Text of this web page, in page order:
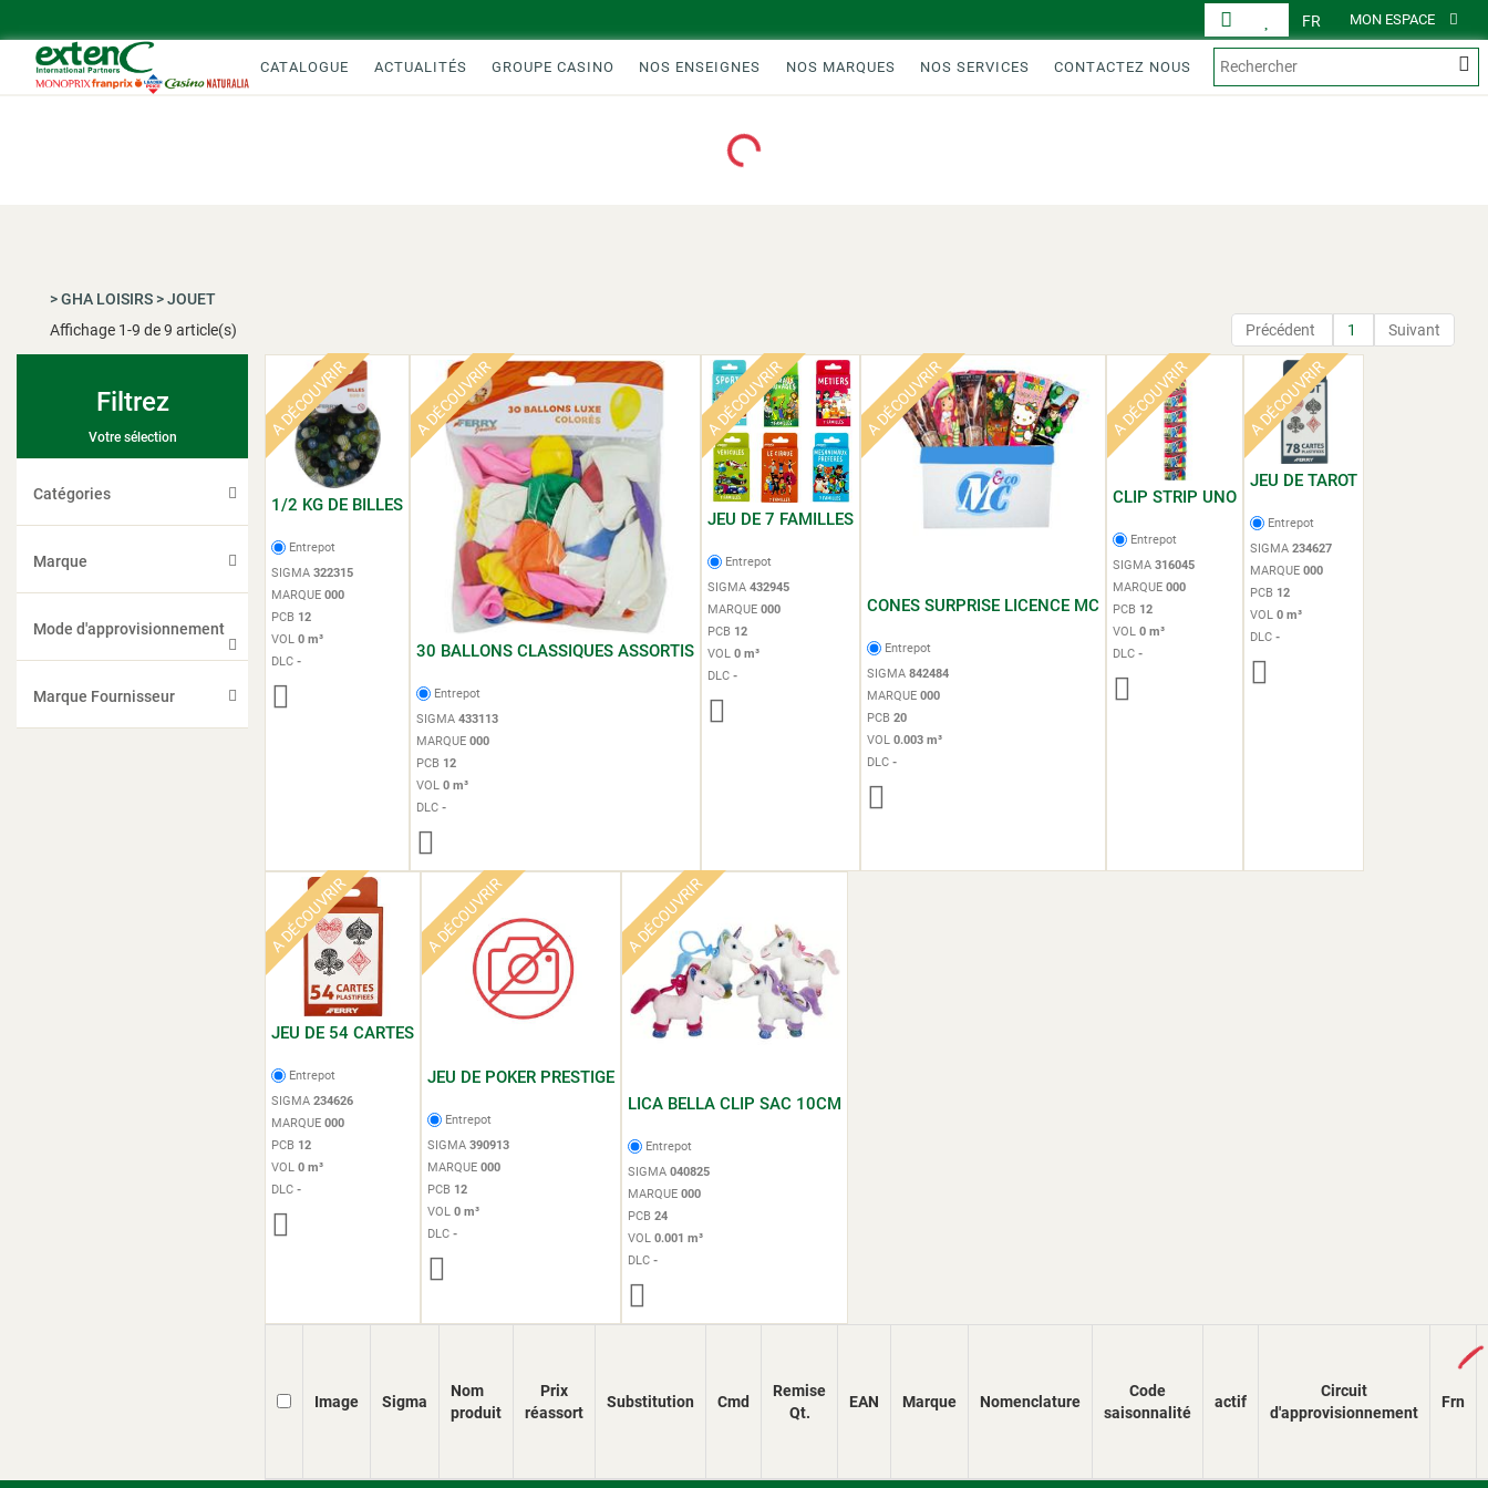
MON ESPACE
FR
CATALOGUE ACTUALITÉS GROUPE CASINO NOS ENSEIGNES NOS MARQUES NOS SERVICES CONTACTEZ NOUS
Loading...
>GHA LOISIRS>JOUET
Affichage 1-9 de 9 article(s) Précédent 1 Suivant
Filtrez
Votre sélection
Catégories
Marque
Mode d'approvisionnement
Marque Fournisseur
A DÉCOUVRIR
1/2 KG DE BILLES
Entrepot
SIGMA 322315
MARQUE 000
PCB 12
VOL 0 m³
DLC -
A DÉCOUVRIR
30 BALLONS CLASSIQUES ASSORTIS
Entrepot
SIGMA 433113
MARQUE 000
PCB 12
VOL 0 m³
DLC -
A DÉCOUVRIR
JEU DE 7 FAMILLES
Entrepot
SIGMA 432945
MARQUE 000
PCB 12
VOL 0 m³
DLC -
A DÉCOUVRIR
CONES SURPRISE LICENCE MC
Entrepot
SIGMA 842484
MARQUE 000
PCB 20
VOL 0.003 m³
DLC -
A DÉCOUVRIR
CLIP STRIP UNO
Entrepot
SIGMA 316045
MARQUE 000
PCB 12
VOL 0 m³
DLC -
A DÉCOUVRIR
JEU DE TAROT
Entrepot
SIGMA 234627
MARQUE 000
PCB 12
VOL 0 m³
DLC -
A DÉCOUVRIR
JEU DE 54 CARTES
Entrepot
SIGMA 234626
MARQUE 000
PCB 12
VOL 0 m³
DLC -
A DÉCOUVRIR
JEU DE POKER PRESTIGE
Entrepot
SIGMA 390913
MARQUE 000
PCB 12
VOL 0 m³
DLC -
A DÉCOUVRIR
LICA BELLA CLIP SAC 10CM
Entrepot
SIGMA 040825
MARQUE 000
PCB 24
VOL 0.001 m³
DLC -
Image Sigma
Nom
produit
Prix
réassort
Substitution Cmd
Remise
Qt.
EAN Marque Nomenclature
Code
saisonnalité
actif
Circuit
d'approvisionnement
Frn
Loading...